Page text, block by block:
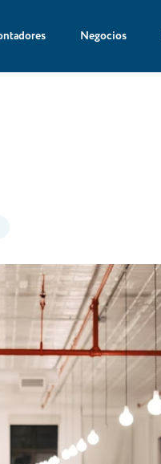
Negocios